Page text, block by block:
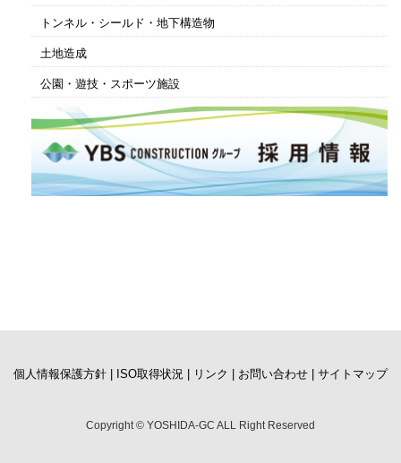
トンネル・シールド・地下構造物
土地造成
公園・遊技・スポーツ施設
個人情報保護方針 | ISO取得状況 | リンク | お問い合わせ | サイトマップ
Copyright © YOSHIDA-GC ALL Right Reserved